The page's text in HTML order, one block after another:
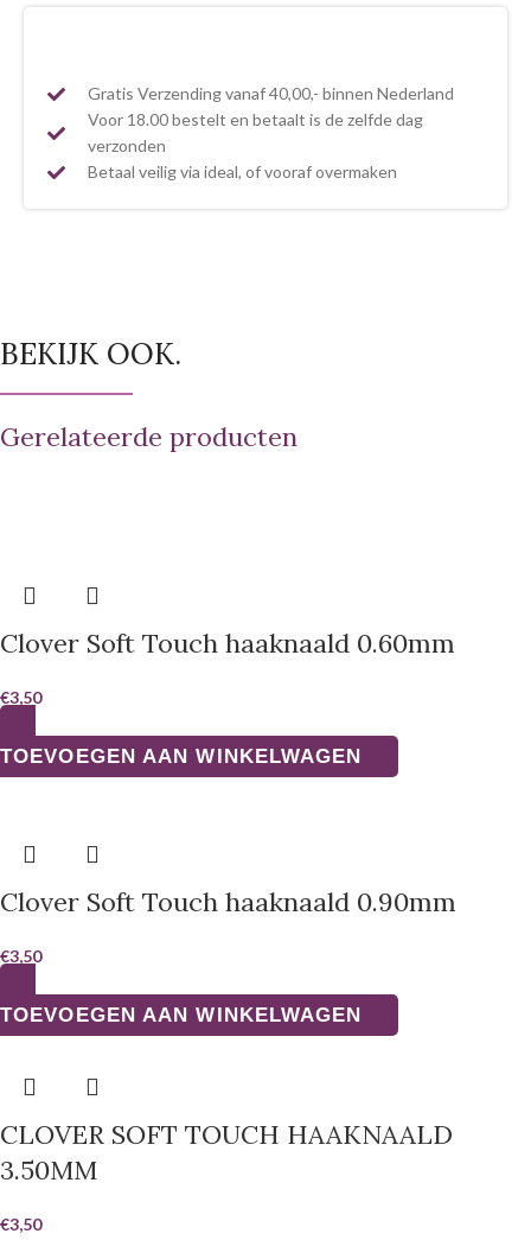
Gratis Verzending vanaf 40,00,- binnen Nederland
Voor 18.00 bestelt en betaalt is de zelfde dag
verzonden
Betaal veilig via ideal, of vooraf overmaken
BEKIJK OOK.
Gerelateerde producten
Clover Soft Touch haaknaald 0.60mm
€3,50
TOEVOEGEN AAN WINKELWAGEN
Clover Soft Touch haaknaald 0.90mm
€3,50
TOEVOEGEN AAN WINKELWAGEN
CLOVER SOFT TOUCH HAAKNAALD
3.50MM
€3,50